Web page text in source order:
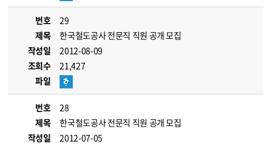
번호
29
제목
한국철도공사 전문직 직원 공개 모집
작성일
2012-08-09
조회수
21,427
파일
번호
28
제목
한국철도공사 전문직 직원 공개 모집
작성일
2012-07-05